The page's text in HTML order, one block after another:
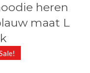
heren
maat L